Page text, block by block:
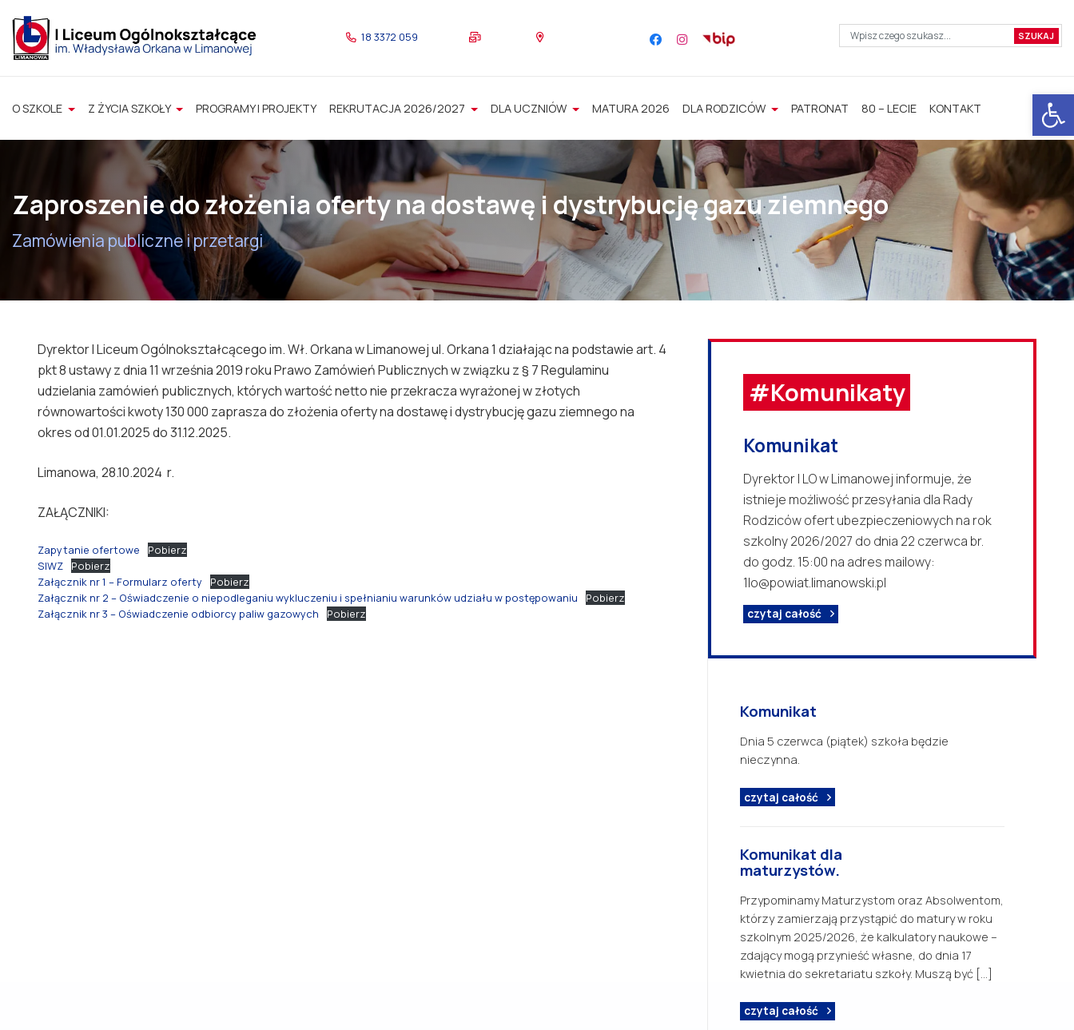
18 3372 059
O SZKOLE Z ŻYCIA SZKOŁY PROGRAMY I PROJEKTY REKRUTACJA 2026/2027 DLA UCZNIÓW MATURA 2026 DLA RODZICÓW PATRONAT 80 – LECIE KONTAKT
Zaproszenie do złożenia oferty na dostawę i dystrybucję gazu ziemnego
Zamówienia publiczne i przetargi
Dyrektor I Liceum Ogólnokształcącego im. Wł. Orkana w Limanowej ul. Orkana 1 działając na podstawie art. 4
pkt 8 ustawy z dnia 11 września 2019 roku Prawo Zamówień Publicznych w związku z § 7 Regulaminu
udzielania zamówień publicznych, których wartość netto nie przekracza wyrażonej w złotych
równowartości kwoty 130 000 zaprasza do złożenia oferty na dostawę i dystrybucję gazu ziemnego na
okres od 01.01.2025 do 31.12.2025.
Limanowa, 28.10.2024 r.
ZAŁĄCZNIKI:
Zapytanie ofertowe
Pobierz
SIWZ
Pobierz
Załącznik nr 1 – Formularz oferty
Pobierz
Załącznik nr 2 – Oświadczenie o niepodleganiu wykluczeniu i spełnianiu warunków udziału w postępowaniu
Pobierz
Załącznik nr 3 – Oświadczenie odbiorcy paliw gazowych
Pobierz
#Komunikaty
Komunikat
Dyrektor I LO w Limanowej informuje, że
istnieje możliwość przesyłania dla Rady
Rodziców ofert ubezpieczeniowych na rok
szkolny 2026/2027 do dnia 22 czerwca br.
do godz. 15:00 na adres mailowy:
1lo@powiat.limanowski.pl
czytaj całość
Komunikat
Dnia 5 czerwca (piątek) szkoła będzie
nieczynna.
czytaj całość
Komunikat dla
maturzystów.
Przypominamy Maturzystom oraz Absolwentom,
którzy zamierzają przystąpić do matury w roku
szkolnym 2025/2026, że kalkulatory naukowe –
zdający mogą przynieść własne, do dnia 17
kwietnia do sekretariatu szkoły. Muszą być […]
czytaj całość